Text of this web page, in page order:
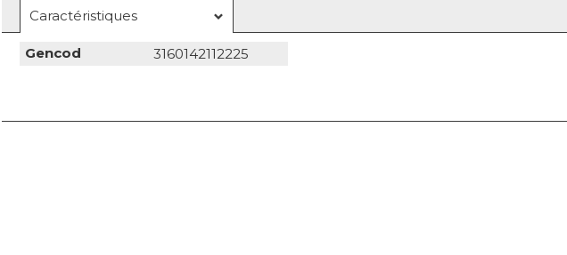
Caractéristiques
Gencod 3160142112225